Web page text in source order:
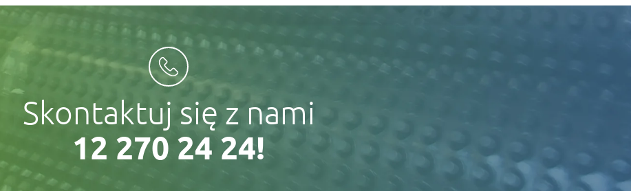
Skontaktuj się z nami
12 270 24 24!